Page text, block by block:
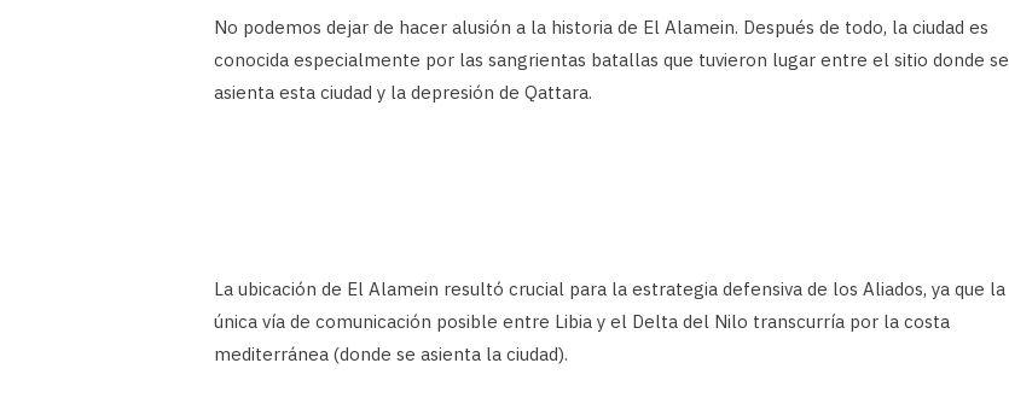
No podemos dejar de hacer alusión a la historia de El Alamein. Después de todo, la ciudad es
conocida especialmente por las sangrientas batallas que tuvieron lugar entre el sitio donde se
asienta esta ciudad y la depresión de Qattara.
La ubicación de El Alamein resultó crucial para la estrategia defensiva de los Aliados, ya que la
única vía de comunicación posible entre Libia y el Delta del Nilo transcurría por la costa
mediterránea (donde se asienta la ciudad).